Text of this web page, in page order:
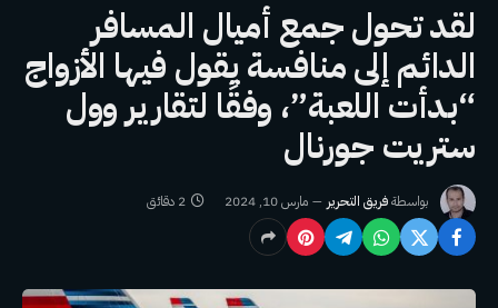
لقد تحول جمع أميال المسافر
الدائم إلى منافسة يقول فيها الأزواج
“بدأت اللعبة”، وفقًا لتقارير وول
ستريت جورنال
بواسطةفريق التحرير مارس 10, 2024 2 دقائق